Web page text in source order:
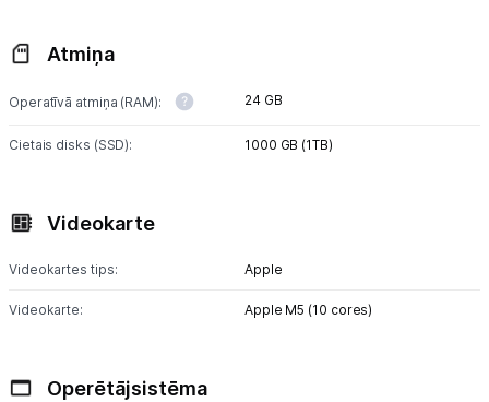
Atmiņa
Operatīvā atmiņa (RAM): 24 GB
Cietais disks (SSD): 1000 GB (1TB)
Videokarte
Videokartes tips: Apple
Videokarte: Apple M5 (10 cores)
Operētājsistēma